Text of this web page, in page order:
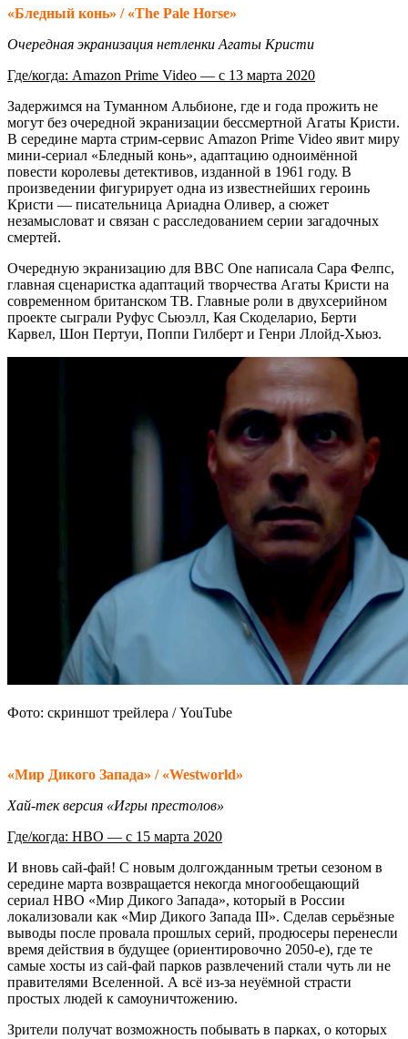
«Бледный конь» / «The Pale Horse»
Очередная экранизация нетленки Агаты Кристи
Где/когда: Amazon Prime Video — с 13 марта 2020
Задержимся на Туманном Альбионе, где и года прожить не
могут без очередной экранизации бессмертной Агаты Кристи.
В середине марта стрим-сервис Amazon Prime Video явит миру
мини-сериал «Бледный конь», адаптацию одноимённой
повести королевы детективов, изданной в 1961 году. В
произведении фигурирует одна из известнейших героинь
Кристи — писательница Ариадна Оливер, а сюжет
незамысловат и связан с расследованием серии загадочных
смертей.
Очередную экранизацию для BBC One написала Сара Фелпс,
главная сценаристка адаптаций творчества Агаты Кристи на
современном британском ТВ. Главные роли в двухсерийном
проекте сыграли Руфус Сьюэлл, Кая Скоделарио, Берти
Карвел, Шон Пертуи, Поппи Гилберт и Генри Ллойд-Хьюз.
Фото: скриншот трейлера / YouTube
«Мир Дикого Запада» / «Westworld»
Хай-тек версия «Игры престолов»
Где/когда: HBO — с 15 марта 2020
И вновь сай-фай! С новым долгожданным третьи сезоном в
середине марта возвращается некогда многообещающий
сериал HBO «Мир Дикого Запада», который в России
локализовали как «Мир Дикого Запада III». Сделав серьёзные
выводы после провала прошлых серий, продюсеры перенесли
время действия в будущее (ориентировочно 2050-е), где те
самые хосты из сай-фай парков развлечений стали чуть ли не
правителями Вселенной. А всё из-за неуёмной страсти
простых людей к самоуничтожению.
Зрители получат возможность побывать в парках, о которых